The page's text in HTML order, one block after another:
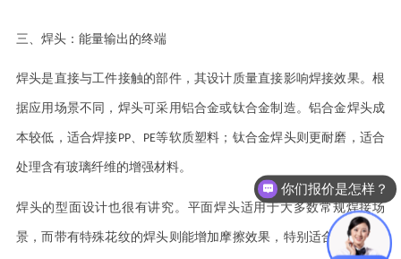
三、焊头：能量输出的终端
焊头是直接与工件接触的部件，其设计质量直接影响焊接效果。根
据应用场景不同，焊头可采用铝合金或钛合金制造。铝合金焊头成
本较低，适合焊接PP、 PE等软质塑料；钛合金焊头则更耐磨，适合
处理含有玻璃纤维的增强材料。
焊头的型面设计也很有讲究。平面焊头适用于大多数常规焊接场
景，而带有特殊花纹的焊头则能增加摩擦效果，特别适合线束焊接
你们报价是怎样？